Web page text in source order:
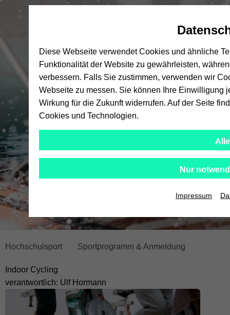
Automatische
zum
zum
zum
Breadcrumb
und
zum
Hauptmenü
wechseln
Hochschulsport Sportprogramm & Anmeldung
Indoor Cycling
verantwortlich: Ulf Hormann
Diese Webseite verwendet Cookies und ähnliche
Funktionalität der Website zu gewährleisten,
verbessern. Falls Sie zustimmen, verwenden wir
Webseite zu messen. Sie können Ihre Einwilligung
Wirkung für die Zukunft widerrufen. Auf der Seite
Cookies und Technologien.
Nur
Impressum